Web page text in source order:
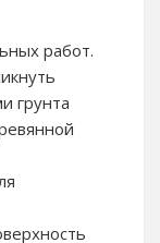
работ.
грунта